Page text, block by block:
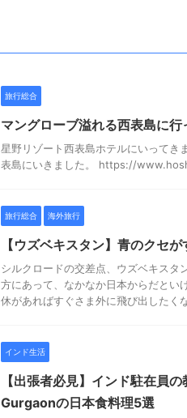
旅行総合
マングローブ溢れる西表島に行
星野リゾート西表島ホテルにいってき
表島にいきました。 https://
旅行総合 海外旅行
【ウズベキスタン】青のクセ
シルクロードの交差点、ウズベキスタ
方にあって、なかなか日本からだとい
休があればすぐさま外に飛び出したく
インド生活
【出張者必見】インド駐在員
Gurgaonの日本食料理5選